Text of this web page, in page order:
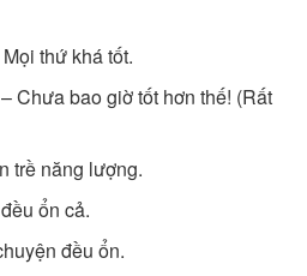
thứ khá tốt.
– Chưa bao giờ tốt hơn thế! (Rất
trề năng lượng.
ổn cả.
đều ổn.